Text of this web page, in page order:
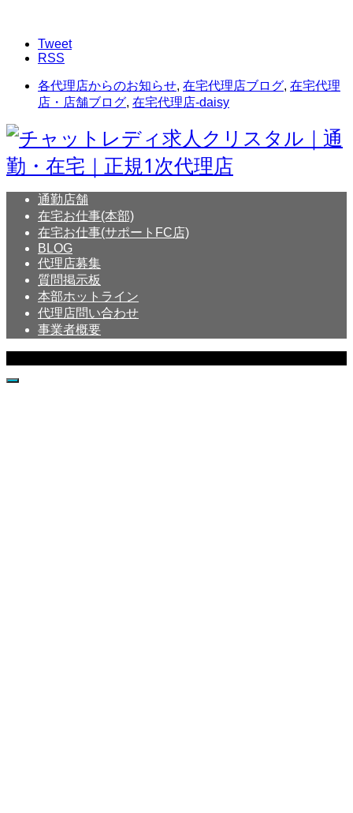
Tweet
RSS
各代理店からのお知らせ, 在宅代理店ブログ, 在宅代理
店・店舗ブログ, 在宅代理店-daisy
通勤店舗
在宅お仕事(本部)
在宅お仕事(サポートFC店)
BLOG
代理店募集
質問掲示板
本部ホットライン
代理店問い合わせ
事業者概要